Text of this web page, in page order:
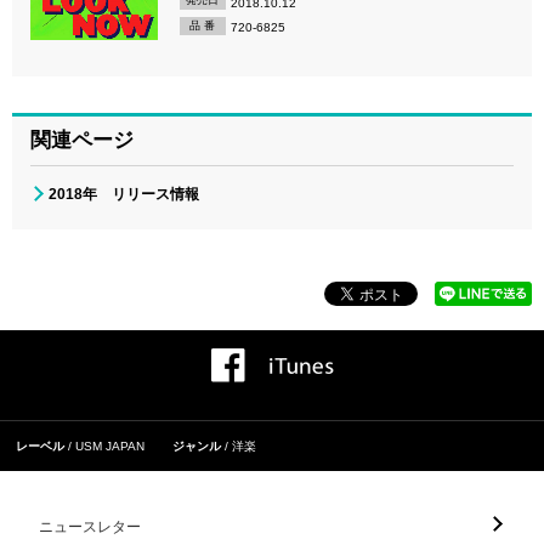
2018.10.12
品 番 720-6825
関連ページ
2018年 リリース情報
レーベル USM JAPAN ジャンル 洋楽
ニュースレター